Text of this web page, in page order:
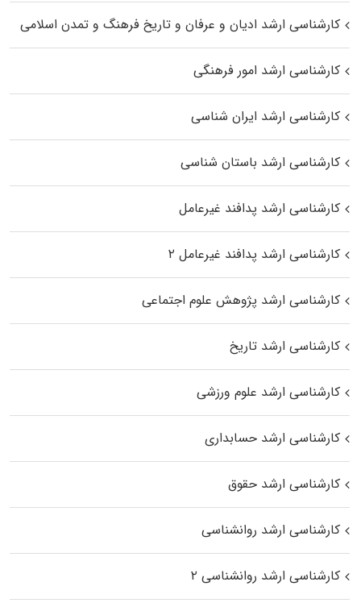
کارشناسی ارشد ادیان و عرفان و تاریخ فرهنگ و تمدن اسلامی
کارشناسی ارشد امور فرهنگی
کارشناسی ارشد ایران شناسی
کارشناسی ارشد باستان شناسی
کارشناسی ارشد پدافند غیرعامل
کارشناسی ارشد پدافند غیرعامل ۲
کارشناسی ارشد پژوهش علوم اجتماعی
کارشناسی ارشد تاریخ
کارشناسی ارشد علوم ورزشی
کارشناسی ارشد حسابداری
کارشناسی ارشد حقوق
کارشناسی ارشد روانشناسی
کارشناسی ارشد روانشناسی ۲